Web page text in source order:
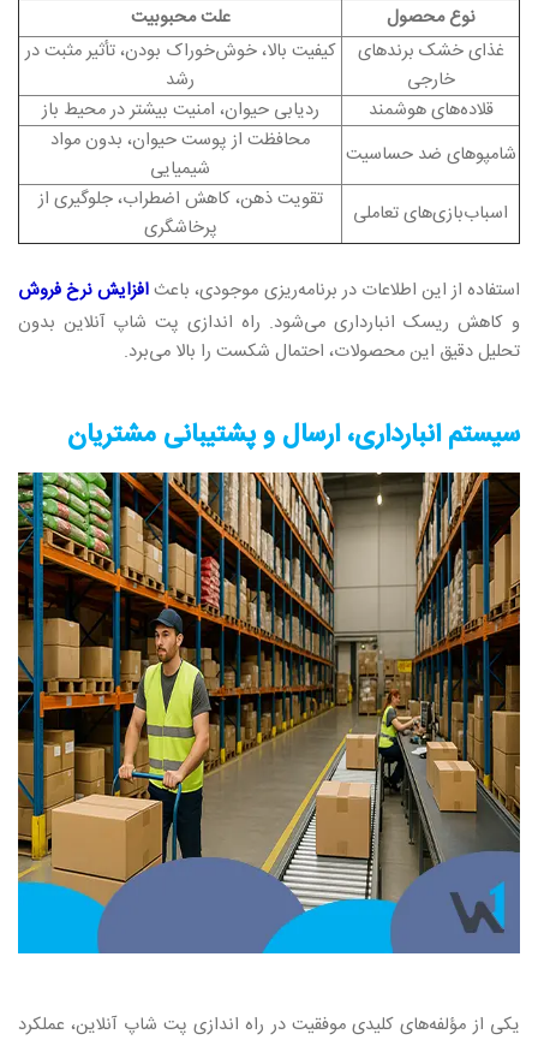
نوع محصول
علت محبوبیت
غذای خشک برندهای
خارجی
کیفیت بالا، خوش‌خوراک بودن، تأثیر مثبت در
رشد
قلاده‌های هوشمند
ردیابی حیوان، امنیت بیشتر در محیط باز
شامپوهای ضد حساسیت
محافظت از پوست حیوان، بدون مواد
شیمیایی
اسباب‌بازی‌های تعاملی
تقویت ذهن، کاهش اضطراب، جلوگیری از
پرخاشگری
استفاده از این اطلاعات در برنامه‌ریزی موجودی، باعثافزایش نرخ فروش
و کاهش ریسک انبارداری می‌شود. راه‌ اندازی پت شاپ آنلاین بدون
تحلیل دقیق این محصولات، احتمال شکست را بالا می‌برد.
سیستم انبارداری، ارسال و پشتیبانی مشتریان
یکی از مؤلفه‌های کلیدی موفقیت در راه‌ اندازی پت شاپ آنلاین، عملکرد